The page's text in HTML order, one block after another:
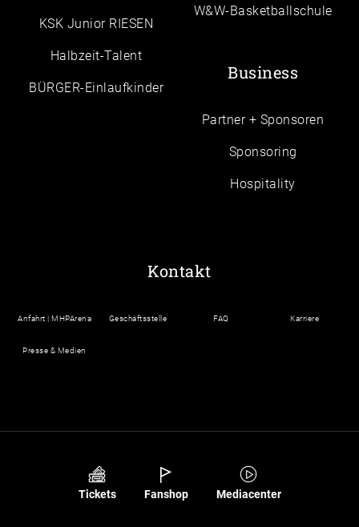
KSK Junior RIESEN
Halbzeit-Talent
BÜRGER-Einlaufkinder
W&W-Basketballschule
Business
Partner + Sponsoren
Sponsoring
Hospitality
Kontakt
Anfahrt | MHPArena Geschäftsstelle FAQ Karriere
Presse & Medien
Tickets Fanshop Mediacenter